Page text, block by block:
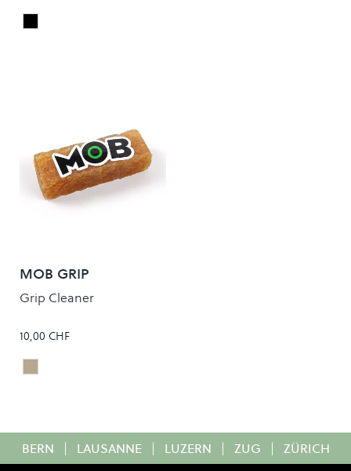
Colour
Black
MOB GRIP
Grip Cleaner
10,00 CHF
Colour
Natural
BERN | LAUSANNE | LUZERN | ZUG | ZÜRICH